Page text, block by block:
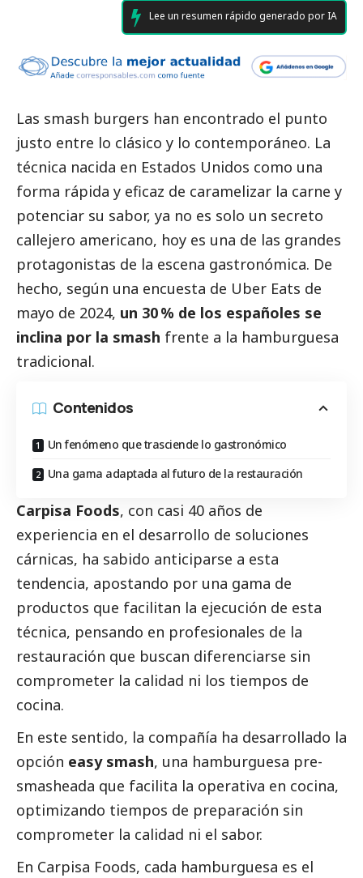
Lee un resumen rápido generado por IA
Las smash burgers han encontrado el punto
justo entre lo clásico y lo contemporáneo. La
técnica nacida en Estados Unidos como una
forma rápida y eficaz de caramelizar la carne y
potenciar su sabor, ya no es solo un secreto
callejero americano, hoy es una de las grandes
protagonistas de la escena gastronómica. De
hecho, según una encuesta de Uber Eats de
mayo de 2024, un 30 % de los españoles se
inclina por la smash frente a la hamburguesa
tradicional.
Contenidos
Un fenómeno que trasciende lo gastronómico
Una gama adaptada al futuro de la restauración
Carpisa Foods, con casi 40 años de
experiencia en el desarrollo de soluciones
cárnicas, ha sabido anticiparse a esta
tendencia, apostando por una gama de
productos que facilitan la ejecución de esta
técnica, pensando en profesionales de la
restauración que buscan diferenciarse sin
comprometer la calidad ni los tiempos de
cocina.
En este sentido, la compañía ha desarrollado la
opción easy smash, una hamburguesa pre-
smasheada que facilita la operativa en cocina,
optimizando tiempos de preparación sin
comprometer la calidad ni el sabor.
En Carpisa Foods, cada hamburguesa es el